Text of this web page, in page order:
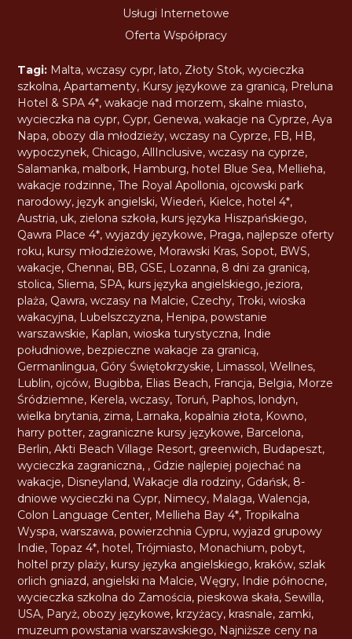
Usługi Internetowe
Oferta Współpracy
Tagi: Malta,wczasy cypr, lato, Złoty Stok,wycieczka
szkolna,Apartamenty, Kursy językowe za granicą, Preluna
Hotel & SPA 4*,wakacje nad morzem,skalne miasto,
wycieczka na cypr, Cypr, Genewa,wakacje na Cyprze,Aya
Napa, obozy dla młodzieży,wczasy na Cyprze, FB, HB,
wypoczynek, Chicago,AllInclusive,wczasy na cyprze,
Salamanka, malbork, Hamburg, hotel Blue Sea, Mellieha,
wakacje rodzinne,The Royal Apollonia, ojcowski park
narodowy, język angielski,Wiedeń, Kielce, hotel 4*,
Austria, uk, zielona szkoła, kurs języka Hiszpańskiego,
Qawra Place 4*,wyjazdy językowe, Praga, najlepsze oferty
roku, kursy młodzieżowe, Morawski Kras,Sopot, BWS,
wakacje, Chennai, BB, GSE, Lozanna, 8 dni za granicą,
stolica,Sliema,SPA, kurs języka angielskiego, jeziora,
plaża, Qawra,wczasy na Malcie, Czechy,Troki,wioska
wakacyjna, Lubelszczyzna, Henipa,powstanie
warszawskie, Kaplan,wioska turystyczna, Indie
południowe, bezpieczne wakacje za granicą,
Germanlingua, Góry Świętokrzyskie, Limassol ,Wellnes,
Lublin, ojców, Bugibba, Elias Beach, Francja, Belgia, Morze
Śródziemne, Kerela,wczasy,Toruń, Paphos, londyn,
wielka brytania, zima, Larnaka, kopalnia złota, Kowno,
harry potter, zagraniczne kursy językowe, Barcelona,
Berlin,Akti Beach Village Resort, greenwich, Budapeszt,
wycieczka zagraniczna, , Gdzie najlepiej pojechać na
wakacje, Disneyland,Wakacje dla rodziny, Gdańsk, 8-
dniowe wycieczki na Cypr, Nimecy, Malaga,Walencja,
Colon Language Center, Mellieha Bay 4*,Tropikalna
Wyspa,warszawa,powierzchnia Cypru,wyjazd grupowy
Indie,Topaz 4*, hotel ,Trójmiasto, Monachium,pobyt,
holtel przy plaży, kursy języka angielskiego, kraków,szlak
orlich gniazd, angielski na Malcie,Węgry, Indie północne,
wycieczka szkolna do Zamościa,pieskowa skała,Sewilla,
USA, Paryż, obozy językowe, krzyżacy, krasnale, zamki,
muzeum powstania warszawskiego, Najniższe ceny na